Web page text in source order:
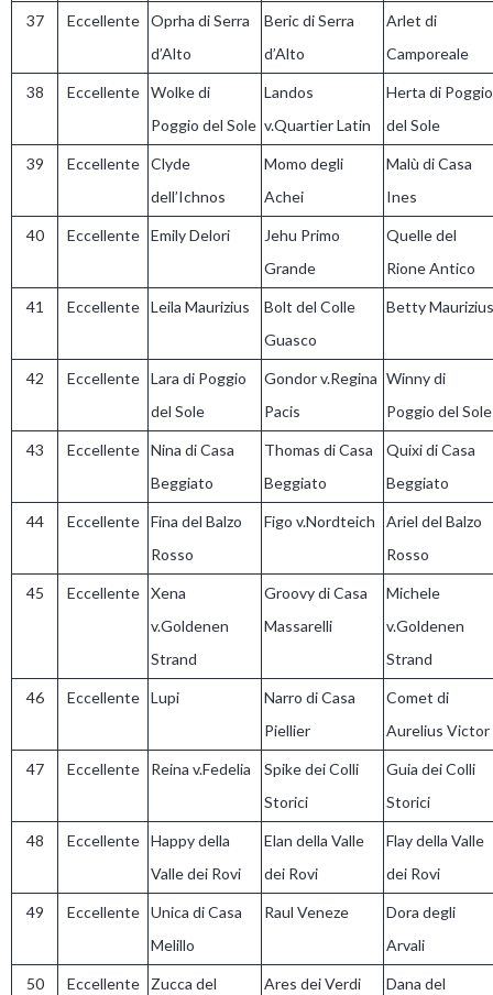
37 Eccellente
Oprha di Serra
d’Alto
Beric di Serra
d’Alto
Arlet di
Camporeale
38 Eccellente
Wolke di
Poggio del Sole
Landos
v.Quartier Latin
Herta di Poggio
del Sole
39 Eccellente
Clyde
dell’Ichnos
Momo degli
Achei
Malù di Casa
Ines
40 Eccellente Emily Delori
Jehu Primo
Grande
Quelle del
Rione Antico
41 Eccellente Leila Maurizius
Bolt del Colle
Guasco
Betty Maurizius
42 Eccellente
Lara di Poggio
del Sole
Gondor v.Regina
Pacis
Winny di
Poggio del Sole
43 Eccellente
Nina di Casa
Beggiato
Thomas di Casa
Beggiato
Quixi di Casa
Beggiato
44 Eccellente
Fina del Balzo
Rosso
Figo v.Nordteich
Ariel del Balzo
Rosso
45 Eccellente
Xena
v.Goldenen
Strand
Groovy di Casa
Massarelli
Michele
v.Goldenen
Strand
46 Eccellente Lupi
Narro di Casa
Piellier
Comet di
Aurelius Victor
47 Eccellente Reina v.Fedelia
Spike dei Colli
Storici
Guia dei Colli
Storici
48 Eccellente
Happy della
Valle dei Rovi
Elan della Valle
dei Rovi
Flay della Valle
dei Rovi
49 Eccellente
Unica di Casa
Melillo
Raul Veneze
Dora degli
Arvali
50 Eccellente
Zucca del
Ares dei Verdi
Dana del